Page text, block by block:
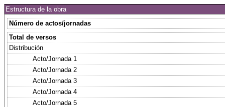
Estructura de la obra
Número de actos/jornadas
Total de versos
Distribución
Acto/Jornada 1
Acto/Jornada 2
Acto/Jornada 3
Acto/Jornada 4
Acto/Jornada 5